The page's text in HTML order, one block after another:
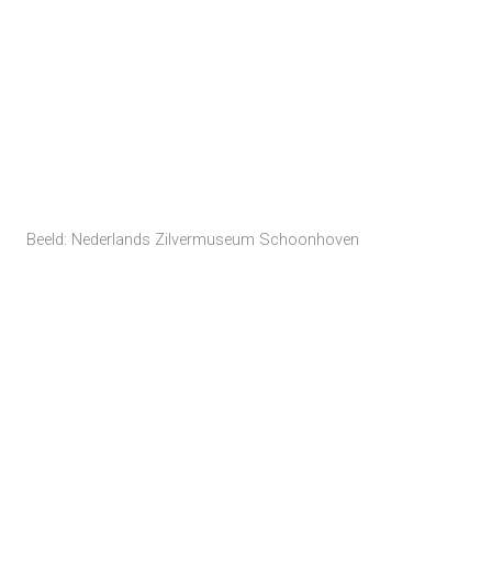
Beeld: Nederlands Zilvermuseum Schoonhoven